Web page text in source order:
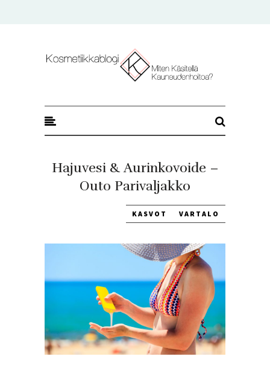
Kosmetiikkablogi
Hajuvesi & Aurinkovoide –
Outo Parivaljakko
KASVOT VARTALO